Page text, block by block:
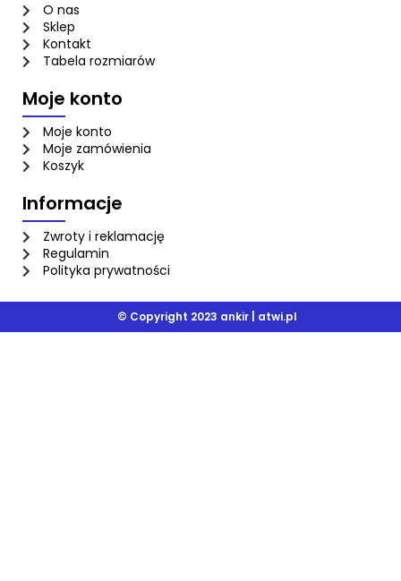
O nas
Sklep
Kontakt
Tabela rozmiarów
Moje konto
Moje konto
Moje zamówienia
Koszyk
Informacje
Zwroty i reklamację
Regulamin
Polityka prywatności
© Copyright 2023 ankir | atwi.pl